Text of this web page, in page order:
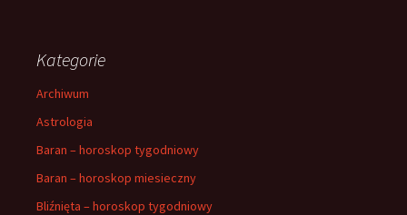
Kategorie
Archiwum
Astrologia
Baran – horoskop tygodniowy
Baran – horoskop miesieczny
Bliźnięta – horoskop tygodniowy